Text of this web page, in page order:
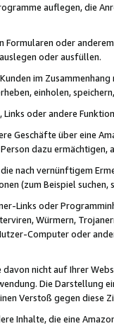
auflegen, die
oder
oder ausfüllen.
im
einholen,
oder andere
Geschäfte über eine
dazu
nach vernünftigem
(zum Beispiel
Links oder
Würmern,
Computer oder
nicht auf Ihrer
Die Darstellung
Verstoß gegen diese
Inhalte, die eine